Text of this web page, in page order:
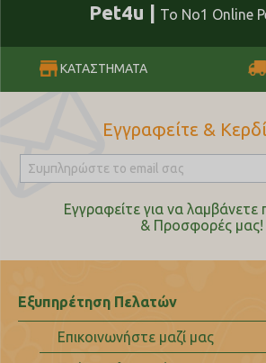
Pet4u | Το No1 Online
ΚΑΤΑΣΤΗΜΑΤΑ
Εγγραφείτε &
Εγγραφείτε για να λαμβάνετε
& Προσφορές μας!
Εξυπηρέτηση Πελατών
Επικοινωνήστε μαζί μας